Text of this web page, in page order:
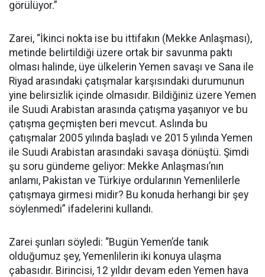
görülüyor.”
Zarei, “İkinci nokta ise bu ittifakın (Mekke Anlaşması),
metinde belirtildiği üzere ortak bir savunma paktı
olması halinde, üye ülkelerin Yemen savaşı ve Sana ile
Riyad arasındaki çatışmalar karşısındaki durumunun
yine belirsizlik içinde olmasıdır. Bildiğiniz üzere Yemen
ile Suudi Arabistan arasında çatışma yaşanıyor ve bu
çatışma geçmişten beri mevcut. Aslında bu
çatışmalar 2005 yılında başladı ve 2015 yılında Yemen
ile Suudi Arabistan arasındaki savaşa dönüştü. Şimdi
şu soru gündeme geliyor: Mekke Anlaşması’nın
anlamı, Pakistan ve Türkiye ordularının Yemenlilerle
çatışmaya girmesi midir? Bu konuda herhangi bir şey
söylenmedi” ifadelerini kullandı.
Zarei şunları söyledi: “Bugün Yemen’de tanık
olduğumuz şey, Yemenlilerin iki konuya ulaşma
çabasıdır. Birincisi, 12 yıldır devam eden Yemen hava